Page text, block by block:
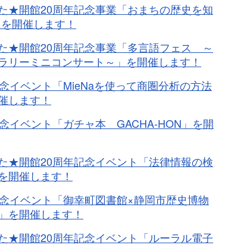
★開館20周年記念事業「おまちの歴史を知
開催します！
★開館20周年記念事業「多言語フェス ～
リーミニコンサート～」を開催します！
イベント「MieNaを使って商圏分析の方法
します！
イベント「ガチャ本 GACHA-HON」を開
★開館20周年記念イベント「法律情報の検
開催します！
イベント「御幸町図書館×静岡市歴史博物
開催します！
★開館20周年記念イベント「ルーラル電子